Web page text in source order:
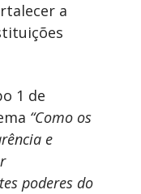
a
1 de
“Como os
e
poderes do